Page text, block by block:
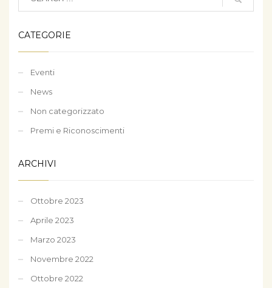
CATEGORIE
Eventi
News
Non categorizzato
Premi e Riconoscimenti
ARCHIVI
Ottobre 2023
Aprile 2023
Marzo 2023
Novembre 2022
Ottobre 2022